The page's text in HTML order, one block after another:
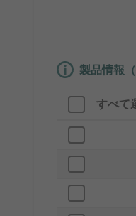
製品情報
すべて